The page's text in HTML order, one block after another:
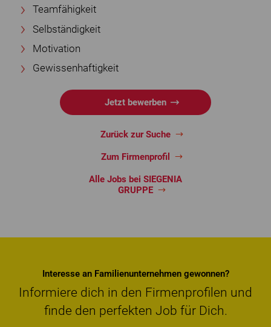
Teamfähigkeit
Selbständigkeit
Motivation
Gewissenhaftigkeit
Jetzt bewerben
Zurück zur Suche
Zum Firmenprofil
Alle Jobs bei SIEGENIA
GRUPPE
Interesse an Familienunternehmen gewonnen?
Informiere dich in den Firmenprofilen und
finde den perfekten Job für Dich.